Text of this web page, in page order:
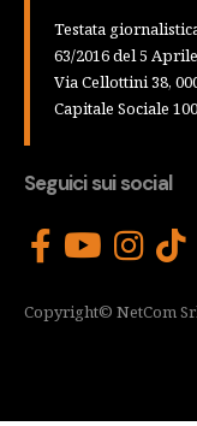
Testata
63/2016 del 5
Via Cellottini 38,
Capitale Sociale
Seguici sui social
Copyright© NetCom